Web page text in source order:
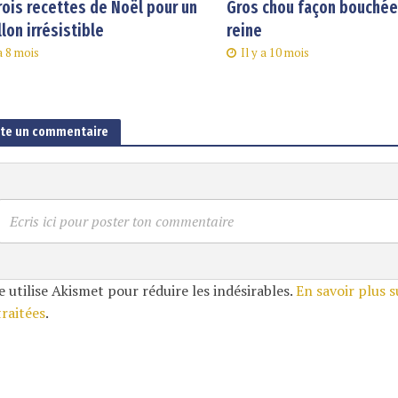
recettes de Noël pour un
irrésistible
8 mois
Gros chou façon
reine
Il y a 10 mois
un commentaire
Ecris ici pour poster ton commentaire
utilise Akismet pour réduire les indésirables.En savoir plus
.